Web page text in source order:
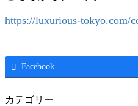
https://luxurious-tokyo.com/
Facebook
カテゴリー